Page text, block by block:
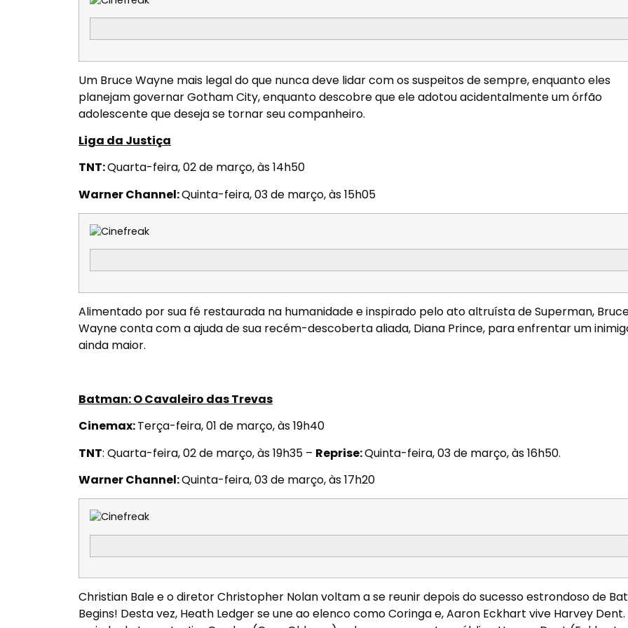
Um Bruce Wayne mais legal do que nunca deve lidar com os suspeitos de sempre, enquanto eles
planejam governar Gotham City, enquanto descobre que ele adotou acidentalmente um órfão
adolescente que deseja se tornar seu companheiro.
Liga da Justiça
TNT:Quarta-feira, 02 de março, às 14h50
Warner Channel:Quinta-feira, 03 de março, às 15h05
Alimentado por sua fé restaurada na humanidade e inspirado pelo ato altruísta de Superman,
Wayne conta com a ajuda de sua recém-descoberta aliada, Diana Prince, para enfrentar um
ainda maior.
Batman: O Cavaleiro das Trevas
Cinemax:Terça-feira, 01 de março, às 19h40
TNT: Quarta-feira, 02 de março, às 19h35 – Reprise:Quinta-feira, 03 de março, às 16h50.
Warner Channel:Quinta-feira, 03 de março, às 17h20
Christian Bale e o diretor Christopher Nolan voltam a se reunir depois do sucesso estrondoso de
Begins! Desta vez, Heath Ledger se une ao elenco como Coringa e, Aaron Eckhart vive Harvey